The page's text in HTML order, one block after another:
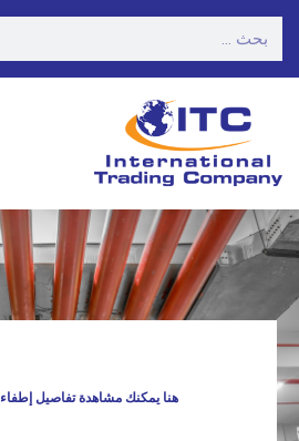
هنا يمكنك مشاهدة تفاصيل إطفاء